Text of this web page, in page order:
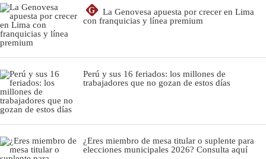
G
La Genovesa apuesta por crecer en Lima
con franquicias y línea premium
Perú y sus 16 feriados: los millones de
trabajadores que no gozan de estos días
¿Eres miembro de mesa titular o suplente para
elecciones municipales 2026? Consulta aquí